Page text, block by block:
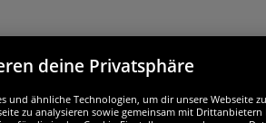
Wir sind
deine Privatsphäre
und ähnliche Technologien, um dir unsere Webseite
zu analysieren sowie gemeinsam mit